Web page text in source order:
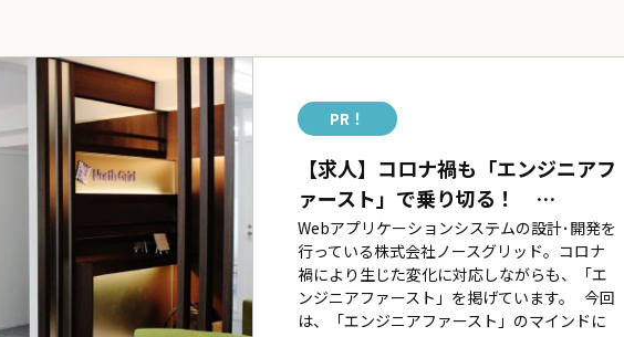
PR！
【求人】コロナ禍も「エンジニアフ
ァースト」で乗り切る！ …
Webアプリケーションシステムの設計･開発を
行っている株式会社ノースグリッド。コロナ
禍により生じた変化に対応しながらも、「エ
ンジニアファースト」を掲げています。 今回
は、「エンジニアファースト」のマインドに